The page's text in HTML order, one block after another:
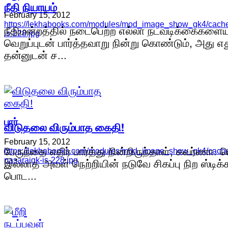
February 15, 2012
https://lekhabooks.com/modules/mod_image_show_gk4/
is-228.jpg
பார்
February 15, 2012
https://lekhabooks.com/modules/mod_image_show_gk4/
pasaraigk-is-228.jpg
நீதி நியாயம்
நீதிமன்றத்தில் நடைபெற்ற எல்லா
வெறுப்புடன் பார்த்தவாறு நின்று கொண்டும், அது
தன்னுடன் ச...
விடுதலை விரும்பாத கைதி!
பேருந்தை எதிர் பார்த்து நின்றிருந்தாள், கவர்ணா.
இல்லாத அவள் நெற்றியின் நடுவே சிகப்பு நிற
பொட...